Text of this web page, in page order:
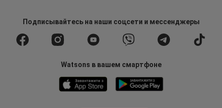
Подписывайтесьна наши соцсети и мессенджеры
Watsons в вашем смартфоне